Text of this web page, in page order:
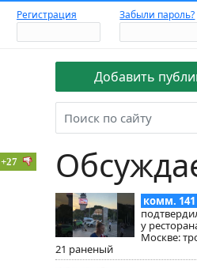
Регистрация Забыли пароль?
Добавить
комм. 141
у
Москве:
21 раненый
+27